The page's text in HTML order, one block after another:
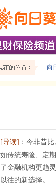
向
[导读] ：今非昔
如传统寿险、定
了金融机构更趋
以往的新选择。